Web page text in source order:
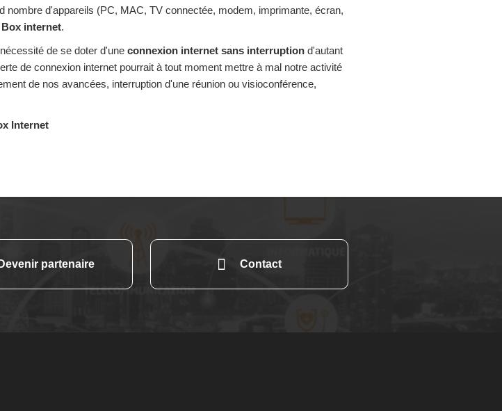
nombre d'appareils (PC, MAC, TV connectée, modem, imprimante, écran,
internet.
de se doter d'une connexion internet sans interruption d'autant
de connexion internet pourrait à tout moment mettre à mal notre activité
de nos avancées, interruption d'une réunion ou visioconférence,
Internet
Devenir partenaire Contact